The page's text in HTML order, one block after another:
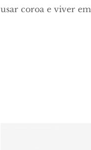
usar coroa e viver